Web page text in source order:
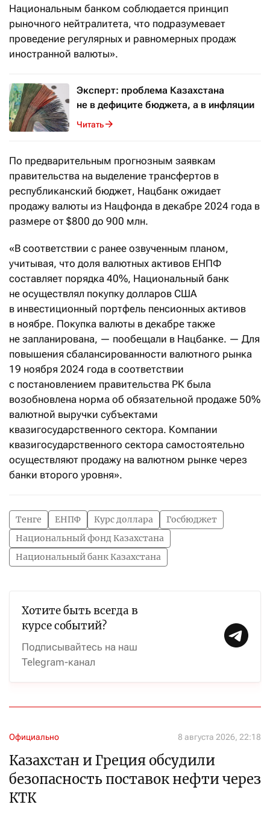
Национальным банком соблюдается принцип
рыночного нейтралитета, что подразумевает
проведение регулярных и равномерных продаж
иностранной валюты».
Эксперт: проблема Казахстана
не в дефиците бюджета, а в инфляции
Читать
По предварительным прогнозным заявкам
правительства на выделение трансфертов в
республиканский бюджет, Нацбанк ожидает
продажу валюты из Нацфонда в декабре 2024 года в
размере от $800 до 900 млн.
«В соответствии с ранее озвученным планом,
учитывая, что доля валютных активов ЕНПФ
составляет порядка 40%, Национальный банк
не осуществлял покупку долларов США
в инвестиционный портфель пенсионных активов
в ноябре. Покупка валюты в декабре также
не запланирована, — пообещали в Нацбанке. — Для
повышения сбалансированности валютного рынка
19 ноября 2024 года в соответствии
с постановлением правительства РК была
возобновлена норма об обязательной продаже 50%
валютной выручки субъектами
квазигосударственного сектора. Компании
квазигосударственного сектора самостоятельно
осуществляют продажу на валютном рынке через
банки второго уровня».
Тенге ЕНПФ Курс доллара
Госбюджет
Национальный фонд Казахстана
Национальный банк Казахстана
Хотите быть всегда в
курсе событий?
Подписывайтесь на наш
Telegram-канал
Официально 8 августа 2026, 22:18
Казахстан и Греция обсудили
безопасность поставок нефти через
КТК